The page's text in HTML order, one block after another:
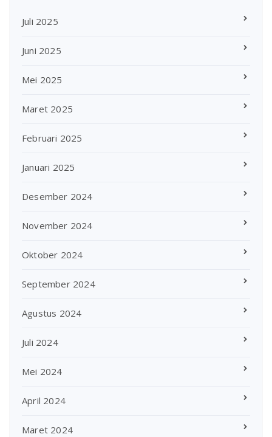
Juli 2025
Juni 2025
Mei 2025
Maret 2025
Februari 2025
Januari 2025
Desember 2024
November 2024
Oktober 2024
September 2024
Agustus 2024
Juli 2024
Mei 2024
April 2024
Maret 2024